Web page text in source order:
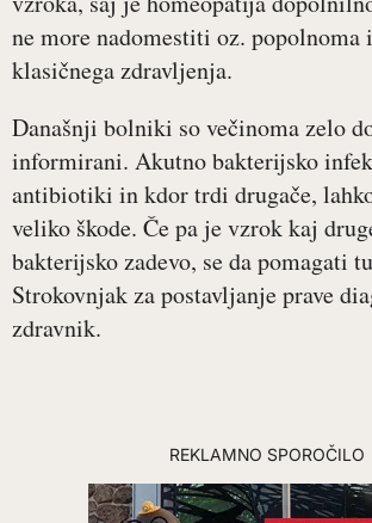
ne more nadomestiti oz.
klasičnega zdravljenja.
Današnji bolniki so večinoma zelo
informirani. Akutno bakterijsko
antibiotiki in kdor trdi drugače,
veliko škode. Če pa je vzrok kaj
bakterijsko zadevo, se da pomagati
Strokovnjak za postavljanje prave
zdravnik.
REKLAMNO SPOROČILO